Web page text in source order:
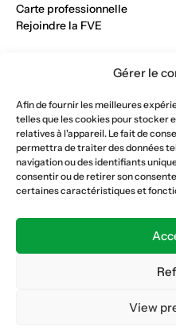
Gérer le
Afin de fournir les meilleures
telles que les cookies pour stocker
relatives à l'appareil. Le fait de
permettra de traiter des données
navigation ou des identifiants
consentir ou de retirer son
certaines caractéristiques et
View
Carte professionnelle
Rejoindre la FVE
Maçonnerie et génie civil
Parqueterie et sols
Menuiserie et bois
Plâtrerie et peinture
Nous suivre
Formation continue
Caisse AVS 66.1